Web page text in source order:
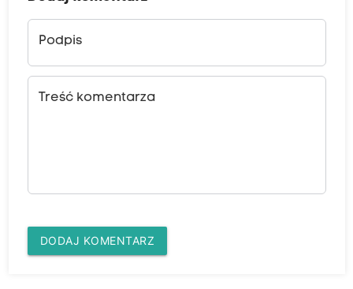
Podpis
Treść komentarza
DODAJ KOMENTARZ